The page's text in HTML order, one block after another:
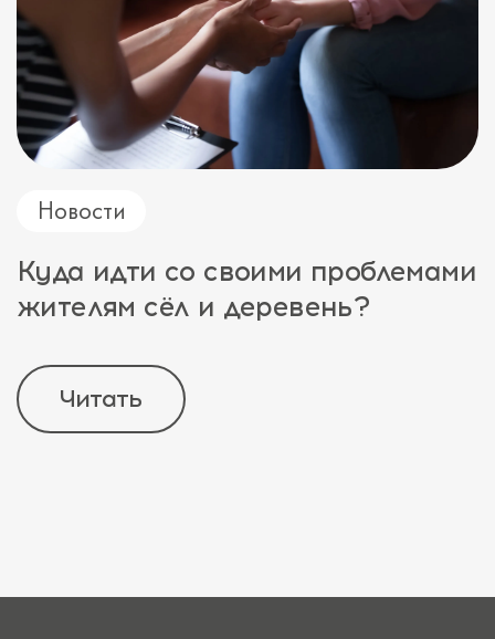
Новости
Куда идти со своими проблемами
жителям сёл и деревень?
Читать